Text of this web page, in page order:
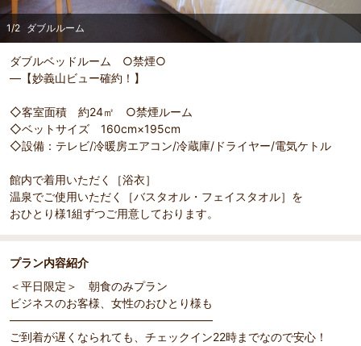
1/2 ダブルルーム
ダブルベッドルーム ○禁煙○
―【妙義山ビュー確約！】
◇客室面積 約24㎡ ○禁煙ルーム
◇ベットサイズ 160cm×195cm
◇設備：テレビ/冷暖房エアコン/冷蔵庫/ドライヤー/電気ケトル
館内で着用いただく［浴衣］
温泉でご使用いただく［バスタオル・フェイスタオル］を
おひとり様1組ずつご用意しております。
プラン内容紹介
＜平日限定＞ 朝食のみプラン
ビジネスのお客様、女性のおひとり様も
――――――――――――――――――
ご到着が遅くなられても、チェックイン22時までなので安心！
部屋詳細（ /2）
Pr
evi
s
ダブルルーム 【ダ
xt